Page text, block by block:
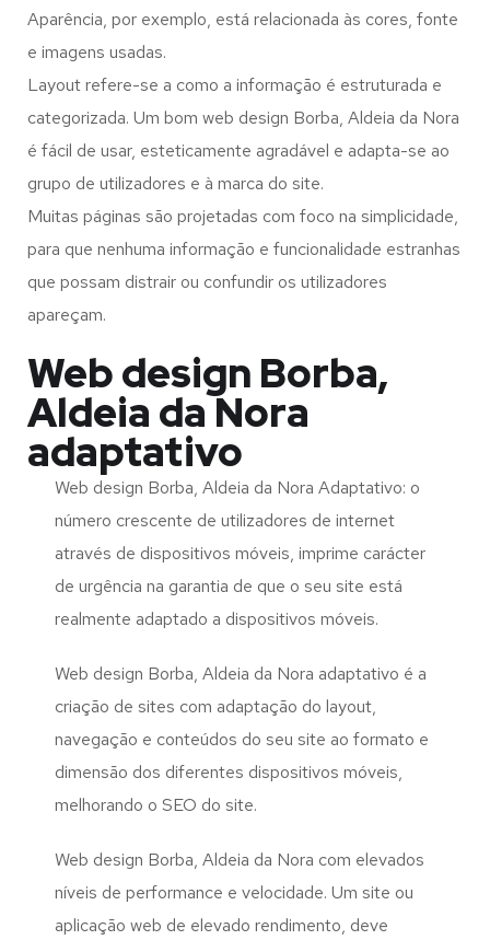
Aparência, por exemplo, está relacionada às cores, fonte
e imagens usadas.
Layout refere-se a como a informação é estruturada e
categorizada. Um bom web design Borba, Aldeia da Nora
é fácil de usar, esteticamente agradável e adapta-se ao
grupo de utilizadores e à marca do site.
Muitas páginas são projetadas com foco na simplicidade,
para que nenhuma informação e funcionalidade estranhas
que possam distrair ou confundir os utilizadores
apareçam.
Web design Borba,
Aldeia da Nora
adaptativo
Web design Borba, Aldeia da Nora Adaptativo: o
número crescente de utilizadores de internet
através de dispositivos móveis, imprime carácter
de urgência na garantia de que o seu site está
realmente adaptado a dispositivos móveis.
Web design Borba, Aldeia da Nora adaptativo é a
criação de sites com adaptação do layout,
navegação e conteúdos do seu site ao formato e
dimensão dos diferentes dispositivos móveis,
melhorando o SEO do site.
Web design Borba, Aldeia da Nora com elevados
níveis de performance e velocidade. Um site ou
aplicação web de elevado rendimento, deve